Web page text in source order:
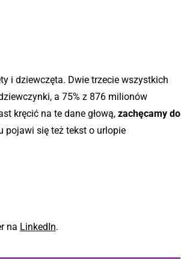
i dziewczęta. Dwie trzecie wszystkich
a 75% z 876 milionów
kręcić na te dane głową, zachęcamy do
pojawi się też tekst o urlopie
na LinkedIn.